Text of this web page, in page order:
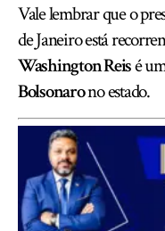
Vale lembrar que o
de Janeiro está
Washington Reisé
Bolsonarono estado.